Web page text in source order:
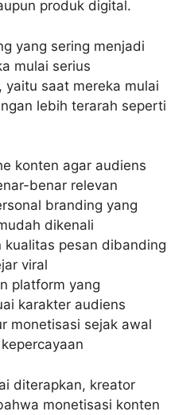
produk digital.
yang sering menjadi
mulai serius
yaitu saat mereka mulai
lebih terarah seperti
konten agar audiens
benar relevan
branding yang
dikenali
kualitas pesan dibanding
viral
platform yang
karakter audiens
monetisasi sejak awal
diterapkan, kreator
monetisasi konten